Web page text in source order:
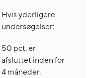
Hvis yderligere
undersøgelser:
50 pct. er
afsluttet inden for
4 måneder.